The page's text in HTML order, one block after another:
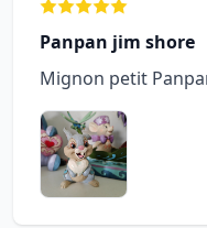
Panpan jim shore
Mignon petit